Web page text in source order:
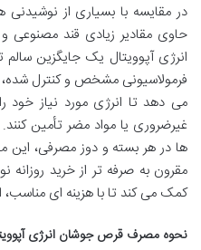
در مقایسه با بسیاری از نوشیدنی
حاوی مقادیر زیادی قند مصنوعی
انرژی آپوویتال یک جایگزین
فرمولاسیونی مشخص و کنترل شده،
می دهد تا انرژی مورد نیاز خود
غیرضروری یا مواد مضر تأمین
ها در هر بسته و دوز مصرفی، این
مقرون به صرفه تر از خرید روزانه
کمک می کند تا با هزینه ای مناسب،
نحوه مصرف قرص جوشان انرژی